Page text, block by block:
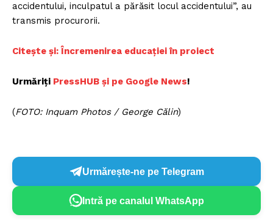
accidentului, inculpatul a părăsit locul accidentului”, au
transmis procurorii.
Citește și: Încremenirea educației în proiect
Urmăriți PressHUB și pe Google News!
(FOTO: Inquam Photos / George Călin)
Urmărește-ne pe Telegram
Intră pe canalul WhatsApp